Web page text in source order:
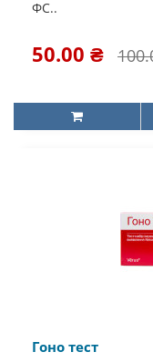
ФС..
50.00 ₴
Гоно тест